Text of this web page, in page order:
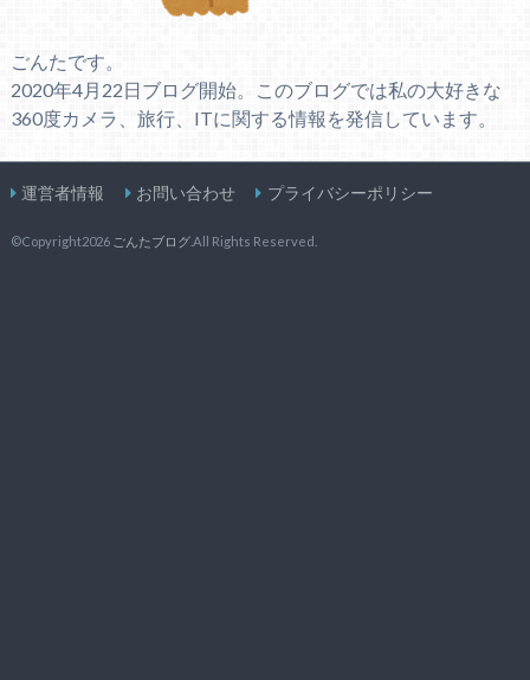
ごんたです。
2020年4月22日ブログ開始。このブログでは私の大好きな
360度カメラ、旅行、ITに関する情報を発信しています。
運営者情報 お問い合わせ プライバシーポリシー
©Copyright2026 ごんたブログ.All Rights Reserved.